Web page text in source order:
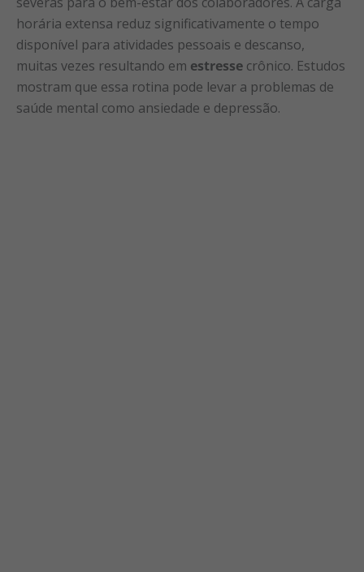
horária extensa reduz significativamente o tempo
disponível para atividades pessoais e descanso,
muitas vezes resultando em estresse crônico. Estudos
mostram que essa rotina pode levar a problemas de
saúde mental como ansiedade e depressão.